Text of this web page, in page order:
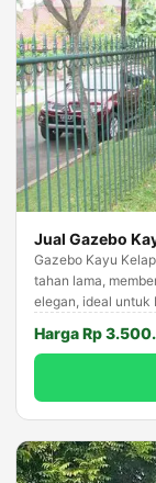
Jual Gazebo
Gazebo Kayu
tahan lama,
elegan, ideal untuk
Harga Rp